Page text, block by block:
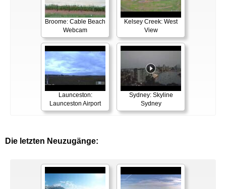
Broome: Cable Beach
Webcam
Kelsey Creek: West
View
Launceston:
Launceston Airport
Sydney: Skyline
Sydney
Die letzten Neuzugänge: